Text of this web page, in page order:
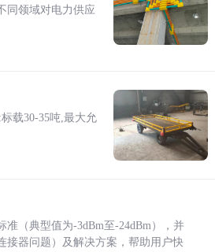
同领域对电力供应
载30-35吨,最大允
（典型值为-3dBm至-24dBm），并
接器问题）及解决方案，帮助用户快